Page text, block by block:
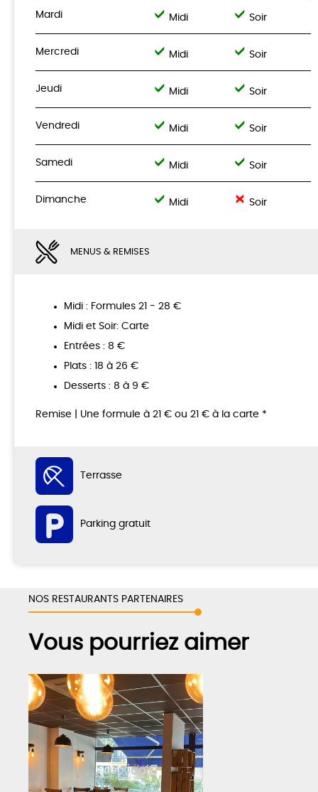
Mardi Midi Soir
Mercredi Midi Soir
Jeudi Midi Soir
Vendredi Midi Soir
Samedi Midi Soir
Dimanche Midi Soir
MENUS & REMISES
Midi : Formules 21 - 28 €
Midi et Soir: Carte
Entrées : 8 €
Plats : 18 à 26 €
Desserts : 8 à 9 €
Remise | Une formule à 21 € ou 21 € à la carte *
Terrasse
Parking gratuit
NOS RESTAURANTS PARTENAIRES
Vous pourriez aimer